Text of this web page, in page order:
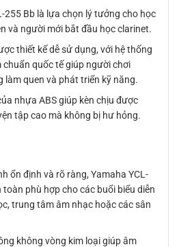
255 Bb là lựa chọn lý tưởng cho học
và người mới bắt đầu học clarinet.
thiết kế dễ sử dụng, với hệ thống
chuẩn quốc tế giúp người chơi
làm quen và phát triển kỹ năng.
nhựa ABS giúp kèn chịu được
tập cao mà không bị hư hỏng.
ổn định và rõ ràng, Yamaha YCL-
toàn phù hợp cho các buổi biểu diễn
trung tâm âm nhạc hoặc các sân
không vòng kim loại giúp âm